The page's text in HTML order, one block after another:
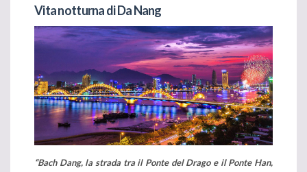
Vita notturna di Da Nang
“Bach Dang, la strada tra il Ponte del Drago e il Ponte Han,